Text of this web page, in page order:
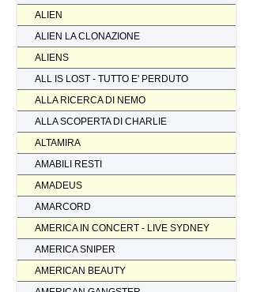
ALIEN
ALIEN LA CLONAZIONE
ALIENS
ALL IS LOST - TUTTO E' PERDUTO
ALLA RICERCA DI NEMO
ALLA SCOPERTA DI CHARLIE
ALTAMIRA
AMABILI RESTI
AMADEUS
AMARCORD
AMERICA IN CONCERT - LIVE SYDNEY
AMERICA SNIPER
AMERICAN BEAUTY